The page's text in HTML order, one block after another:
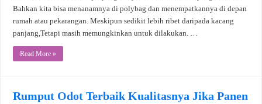
Bahkan kita bisa menanamnya di polybag dan menempatkannya di depan
rumah atau pekarangan. Meskipun sedikit lebih ribet daripada kacang
panjang,Tetapi masih memungkinkan untuk dilakukan. …
Read More »
Rumput Odot Terbaik Kualitasnya Jika Panen